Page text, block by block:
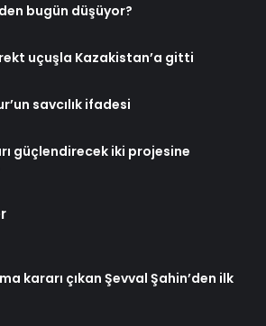
bugün düşüyor?
uçuşla Kazakistan’a gitti
savcılık ifadesi
güçlendirecek iki projesine
kararı çıkan Şevval Şahin’den ilk